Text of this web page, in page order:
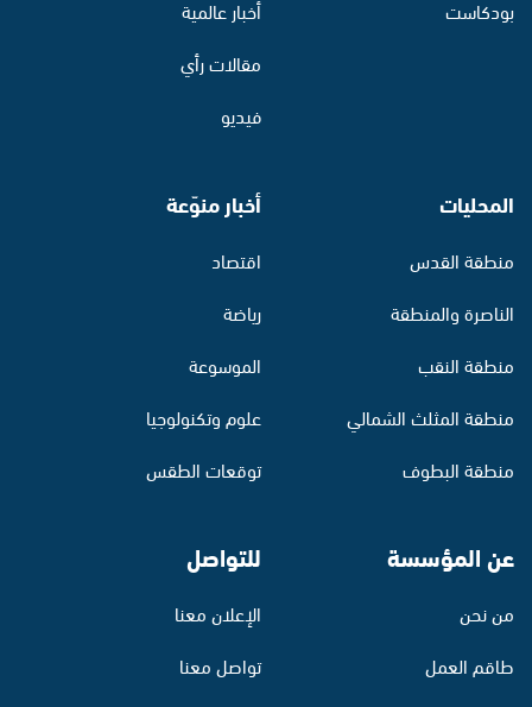
بودكاست
أخبار عالمية
مقالات رأي
فيديو
المحليات
منطقة القدس
الناصرة والمنطقة
منطقة النقب
منطقة المثلث الشمالي
منطقة البطوف
أخبار منوّعة
اقتصاد
رياضة
الموسوعة
علوم وتكنولوجيا
توقعات الطقس
عن المؤسسة
من نحن
طاقم العمل
للتواصل
الإعلان معنا
تواصل معنا